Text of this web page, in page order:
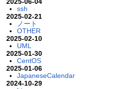
2025-06-04
ssh
2025-02-21
ノート
OTHER
2025-02-10
UML
2025-01-30
CentOS
2025-01-06
JapaneseCalendar
2024-10-29